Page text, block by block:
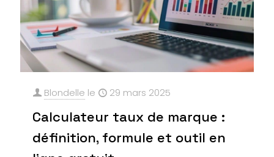
Blondelle le 29 mars 2025
Calculateur taux de marque :
définition, formule et outil en